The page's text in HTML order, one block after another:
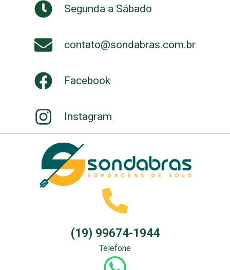
Segunda a Sábado
contato@sondabras.com.br
Facebook
Instagram
(19) 99674-1944
Telefone